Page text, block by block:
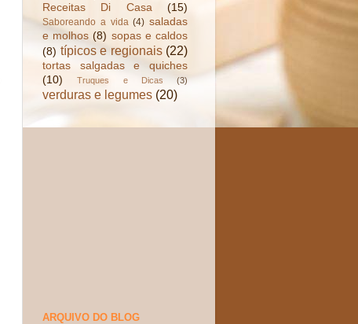
Receitas Di Casa
(15)
Saboreando a vida (4) saladas
e molhos (8) sopas e caldos
(8) típicos e regionais (22)
tortas salgadas e quiches
(10)
Truques e Dicas (3)
verduras e legumes (20)
ARQUIVO DO BLOG